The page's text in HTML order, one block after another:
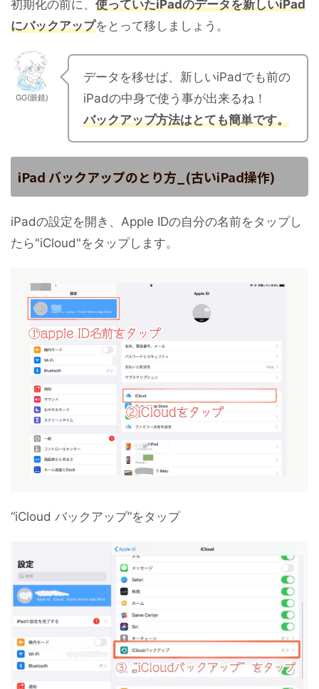
初期化の前に、 使っていたiPadのデータを新しいiPad
にバックアップをとって移しましょう。
GG(眼鏡)
データを移せば、新しいiPadでも前の
iPadの中身で使う事が出来るね！
バックアップ方法はとても簡単です。
iPad バックアップのとり方_(古いiPad操作)
iPadの設定を開き、Apple IDの自分の名前をタップし
たら"iCloud"をタップします。
“iCloud バックアップ”をタップ